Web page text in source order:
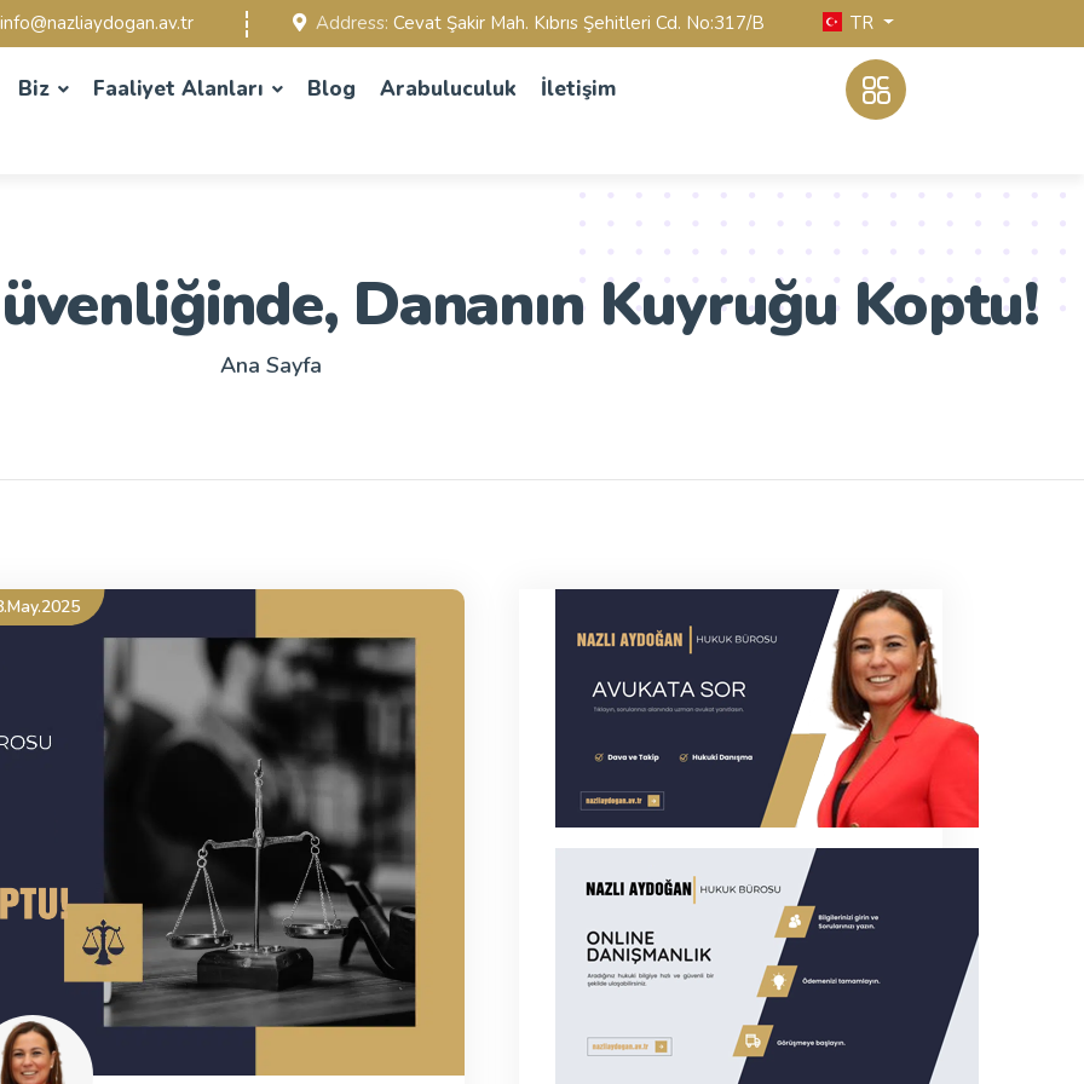
info@nazliaydogan.av.tr Address: Cevat Şakir Mah. Kıbrıs Şehitleri Cd. No:317/B TR
Biz Faaliyet Alanları Blog Arabuluculuk İletişim
Dananın Kuyruğu Koptu!
Ana Sayfa